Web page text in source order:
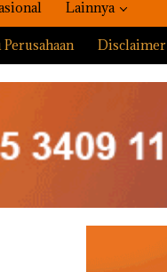
Lainnya
Disclaimer